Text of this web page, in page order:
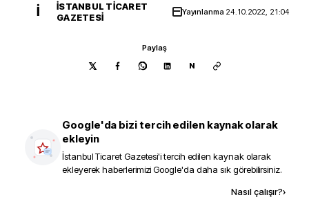
İ
İSTANBUL TICARET
GAZETESI
Yayınlanma 24.10.2022, 21:04
Paylaş
N
Google'da bizi tercih edilen kaynak olarak
ekleyin
İstanbul Ticaret Gazetesi'i tercih edilen kaynak olarak
ekleyerek haberlerimizi Google'da daha sık görebilirsiniz.
Nasıl çalışır?›